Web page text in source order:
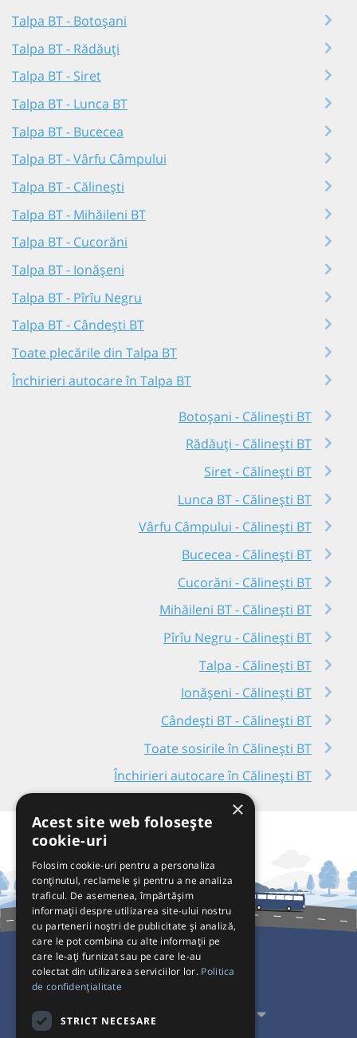
Talpa BT - Botoșani
Talpa BT - Rădăuți
Talpa BT - Siret
Talpa BT - Lunca BT
Talpa BT - Bucecea
Talpa BT - Vârfu Câmpului
Talpa BT - Călinești
Talpa BT - Mihăileni BT
Talpa BT - Cucorăni
Talpa BT - Ionășeni
Talpa BT - Pîrîu Negru
Talpa BT - Cândești BT
Toate plecările din Talpa BT
Închirieri autocare în Talpa BT
Botoșani - Călinești BT
Rădăuți - Călinești BT
Siret - Călinești BT
Lunca BT - Călinești BT
Vârfu Câmpului - Călinești BT
Bucecea - Călinești BT
Cucorăni - Călinești BT
Mihăileni BT - Călinești BT
Pîrîu Negru - Călinești BT
Talpa - Călinești BT
Ionășeni - Călinești BT
Cândești BT - Călinești BT
Toate sosirile în Călinești BT
Închirieri autocare în Călinești BT
Pentru Călători
Pentru Transportatori
×
Acest site web folosește
cookie-uri
Folosim cookie-uri pentru a personaliza
conținutul, reclamele și pentru a ne analiza
traficul. De asemenea, împărtășim
informații despre utilizarea site-ului nostru
cu partenerii noștri de publicitate și analiză,
care le pot combina cu alte informații pe
care le-ați furnizat sau pe care le-au
colectat din utilizarea serviciilor lor. Politica
de confidențialitate
STRICT NECESARE